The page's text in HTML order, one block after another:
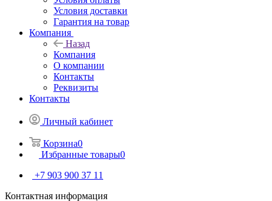
Условия доставки
Гарантия на товар
Компания
Назад
Компания
О компании
Контакты
Реквизиты
Контакты
Личный кабинет
Корзина0
Избранные товары0
+7 903 900 37 11
Контактная информация